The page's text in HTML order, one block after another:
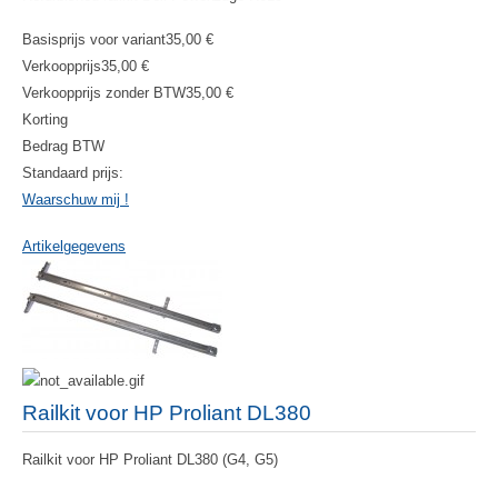
Basisprijs voor variant35,00 €
Verkoopprijs35,00 €
Verkoopprijs zonder BTW35,00 €
Korting
Bedrag BTW
Standaard prijs:
Waarschuw mij !
Artikelgegevens
Railkit voor HP Proliant DL380
Railkit voor HP Proliant DL380 (G4, G5)